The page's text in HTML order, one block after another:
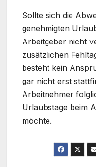
Sollte sich die
genehmigten
Arbeitgeber nicht
zusätzlichen
besteht kein
gar nicht erst
Arbeitnehmer
Urlaubstage beim
möchte.